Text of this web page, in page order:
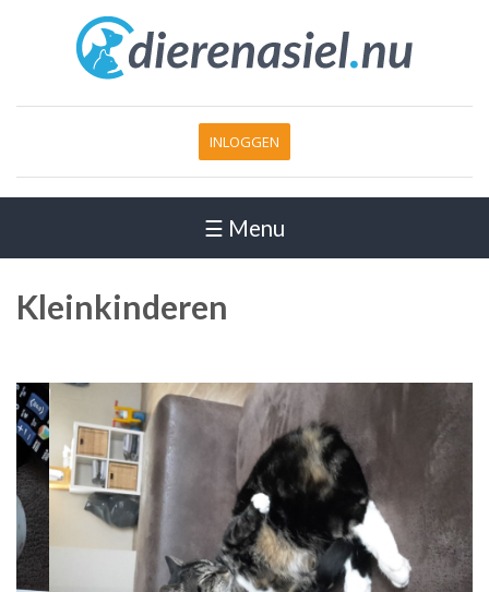
INLOGGEN
☰ Menu
Kleinkinderen